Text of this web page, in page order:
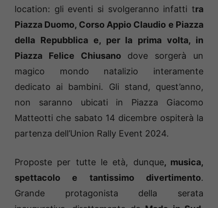
location: gli eventi si svolgeranno infatti tra
Piazza Duomo, Corso Appio Claudio e Piazza
della Repubblica e, per la prima volta, in
Piazza Felice Chiusanodove sorgerà un
magico mondo natalizio interamente
dedicato ai bambini. Gli stand, quest’anno,
non saranno ubicati in Piazza Giacomo
Matteotti che sabato 14 dicembre ospiterà la
partenza dell’Union Rally Event 2024.
Proposte per tutte le età, dunque, musica,
spettacolo e tantissimo divertimento.
Grande protagonista della serata